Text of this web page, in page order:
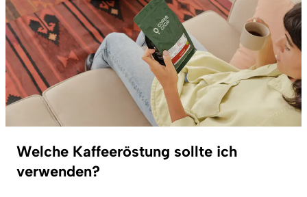
Welche Kaffeeröstung sollte ich
verwenden?